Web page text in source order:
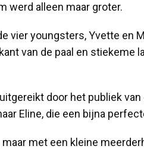
werd alleen maar groter.
vier youngsters, Yvette en
van de paal en
door het publiek
Eline, die een bijna
met een kleine